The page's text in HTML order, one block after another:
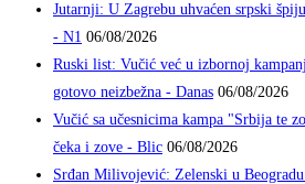
Jutarnji: U Zagrebu uhvaćen srpski
- N1 06/08/2026
Ruski list: Vučić već u izbornoj
gotovo neizbežna - Danas 06/08/2026
Vučić sa učesnicima kampa "Srbija te
čeka i zove - Blic 06/08/2026
Srđan Milivojević: Zelenski u